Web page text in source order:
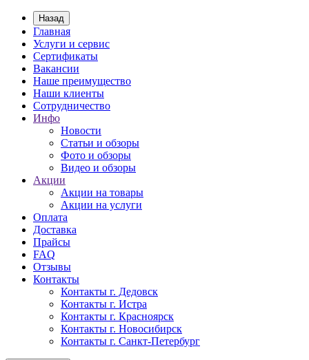
Назад
Главная
Услуги и сервис
Сертификаты
Вакансии
Наше преимущество
Наши клиенты
Сотрудничество
Инфо
Новости
Статьи и обзоры
Фото и обзоры
Видео и обзоры
Акции
Акции на товары
Акции на услуги
Оплата
Доставка
Прайсы
FAQ
Отзывы
Контакты
Контакты г. Дедовск
Контакты г. Истра
Контакты г. Красноярск
Контакты г. Новосибирск
Контакты г. Санкт-Петербург